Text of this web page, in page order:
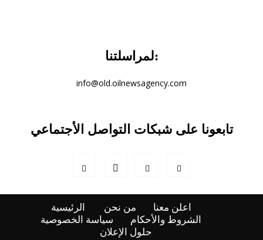
لمراسلتنا:
info@old.oilnewsagency.com
تابعونا على شبكات التواصل الأجتماعي
الرئيسية من نحن
اعلن معنا
سياسة الخصوصية
الشروط والأحكام
حلول الإعلان